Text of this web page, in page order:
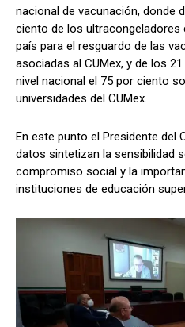
nacional de vacunación, donde
ciento de los
país para el resguardo de las
asociadas al CUMex, y de los
nivel nacional el 75 por ciento
universidades del CUMex.
En este punto el Presidente del
datos sintetizan la sensibilidad
compromiso social y la
instituciones de educación